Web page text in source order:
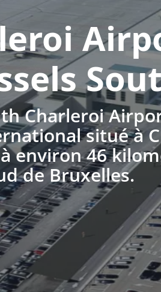
Charleroi
situé à
environ 46
de Bruxelles.